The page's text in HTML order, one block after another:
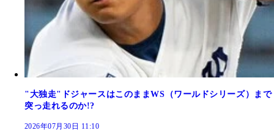
"大独走"ドジャースはこのままWS（ワールドシリーズ）まで
突っ走れるのか!?
2026年07月30日 11:10